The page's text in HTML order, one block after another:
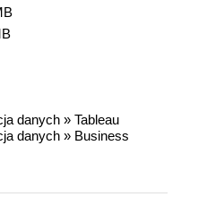
danych » Tableau
danych » Business